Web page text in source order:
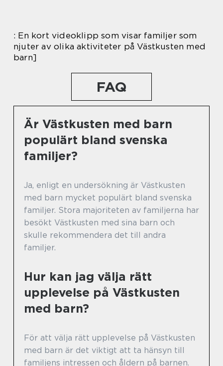
: En kort videoklipp som visar familjer som
njuter av olika aktiviteter på Västkusten med
barn]
FAQ
Är Västkusten med barn
populärt bland svenska
familjer?
Ja, enligt en undersökning är Västkusten
med barn mycket populärt bland svenska
familjer. Stora majoriteten av familjerna har
besökt Västkusten med sina barn och
skulle rekommendera det till andra
familjer.
Hur kan jag välja rätt
upplevelse på Västkusten
med barn?
För att välja rätt upplevelse på Västkusten
med barn är det viktigt att ta hänsyn till
familjens intressen och åldern på barnen.